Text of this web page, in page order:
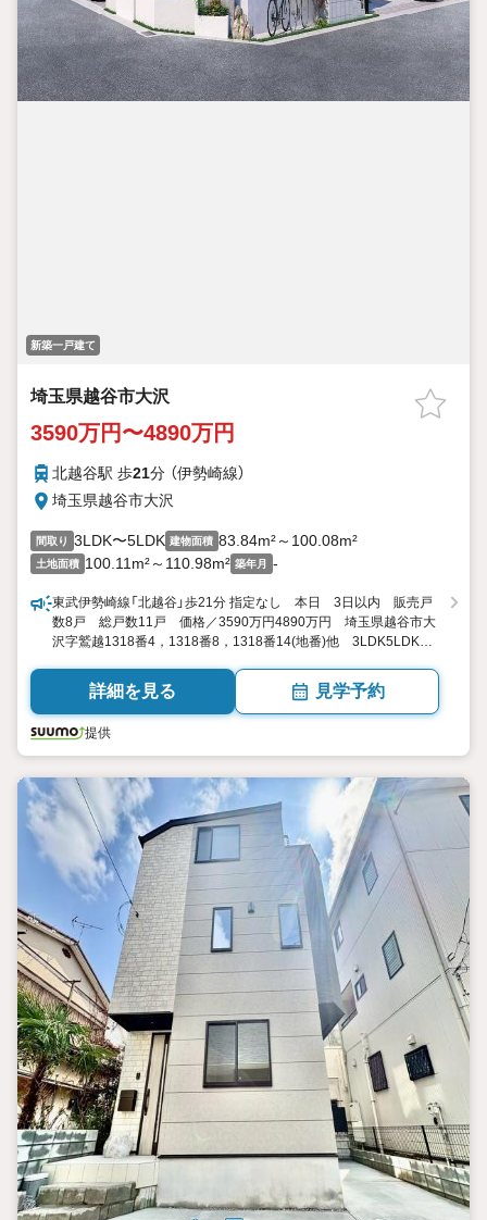
新築一戸建て
埼玉県越谷市大沢
3590万円〜4890万円
北越谷駅 歩21分 （伊勢崎線）
埼玉県越谷市大沢
間取り 3LDK〜5LDK 建物面積 83.84m²～100.08m²
土地面積 100.11m²～110.98m² 築年月 -
東武伊勢崎線「北越谷」歩21分 指定なし 本日 3日以内 販売戸
数8戸 総戸数11戸 価格／3590万円4890万円 埼玉県越谷市大
沢字鷲越1318番4，1318番8，1318番14(地番)他 3LDK5LDK
詳細を見る 見学予約
提供